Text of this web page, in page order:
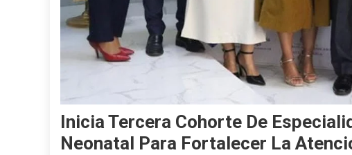
Inicia Tercera Cohorte De
Neonatal Para Fortalecer La